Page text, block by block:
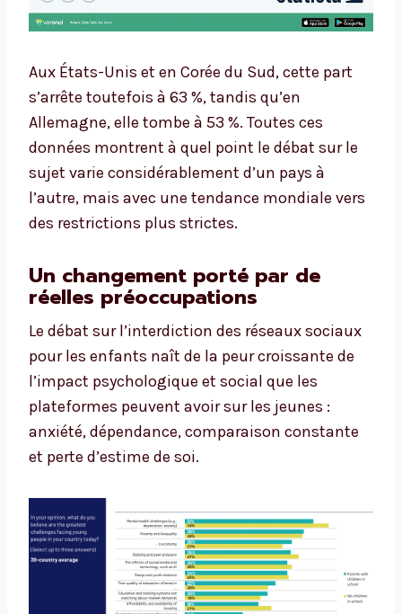
Aux États-Unis et en Corée du Sud, cette part
s’arrête toutefois à 63 %, tandis qu’en
Allemagne, elle tombe à 53 %. Toutes ces
données montrent à quel point le débat sur le
sujet varie considérablement d’un pays à
l’autre, mais avec une tendance mondiale vers
des restrictions plus strictes.
Un changement porté par de
réelles préoccupations
Le débat sur l’interdiction des réseaux sociaux
pour les enfants naît de la peur croissante de
l’impact psychologique et social que les
plateformes peuvent avoir sur les jeunes :
anxiété, dépendance, comparaison constante
et perte d’estime de soi.